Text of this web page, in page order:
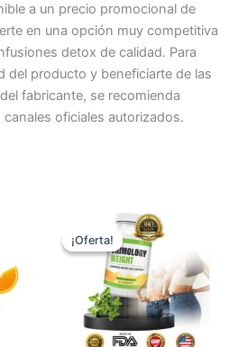
a un precio promocional de
en una opción muy competitiva
detox de calidad. Para
del producto y beneficiarte de las
fabricante, se recomienda
oficiales autorizados.
¡Oferta!
¡Oferta!